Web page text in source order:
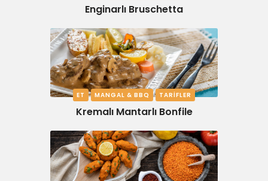
Enginarlı Bruschetta
ET MANGAL & BBQ TARIFLER
Kremalı Mantarlı Bonfile